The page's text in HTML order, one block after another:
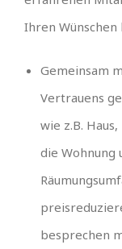
Ihren
Gemeinsam
Vertrauens
wie z.B.
die Wohnung
besprechen